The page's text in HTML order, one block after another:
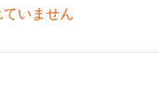
いません